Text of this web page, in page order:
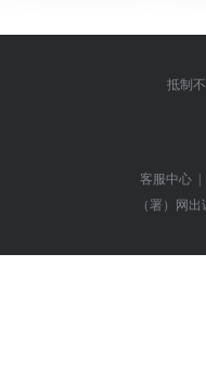
抵制
客服中心 |
（署）网